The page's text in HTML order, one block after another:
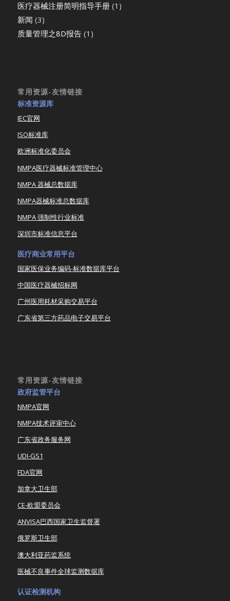
医疗器械注册简明指导手册(1)
新闻 (3)
质量管理之8D报告(1)
常用资源-友情链接
标准资源库
IEC官网
ISO标准库
欧洲标准化委员会
NMPA医疗器械标准管理中心
NMPA 器械总数据库
NMPA器械标准总数据库
NMPA 强制性行业标准
深圳市标准信息平台
医疗商业常用平台
国家医保业务编码-标准数据库平台
中国医疗器械招标网
广州医用耗材采购交易平台
广东省第三方药品电子交易平台
常用资源-友情链接
政府监管平台
NMPA官网
NMPA技术评审中心
广东省政务服务网
UDI-GS1
FDA官网
加拿大卫生部
CE-欧盟委员会
ANVISA巴西国家卫生监督署
俄罗斯卫生部
澳大利亚药监系统
医械不良事件全球监测数据库
认证检测机构